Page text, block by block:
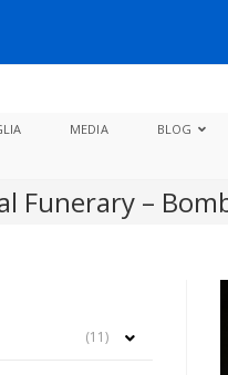
MEDIA BLOG
Funerary –
(11)